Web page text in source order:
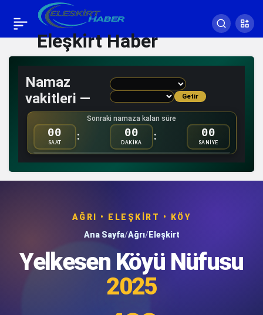
Eleşkirt Haber
Namaz
vakitleri —
Getir
Sonraki namaza kalan süre
00
SAAT
: 00
DAKİKA
: 00
SANİYE
AĞRI • ELEŞKIRT • KÖY
Ana Sayfa/Ağrı/Eleşkirt
Yelkesen Köyü Nüfusu
2025